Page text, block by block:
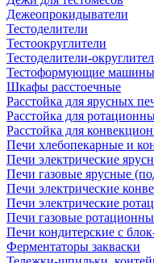
Дежеопрокидыватели
Тестоделители
Тестоокруглители
Тестоделители-
Тестоформующие машины
Шкафы расстоечные
Расстойка для ярусных
Расстойка для
Расстойка для
Печи хлебопекарные и
Печи электрические
Печи газовые ярусные
Печи электрические
Печи электрические
Печи газовые
Печи кондитерские с
Ферментаторы закваски